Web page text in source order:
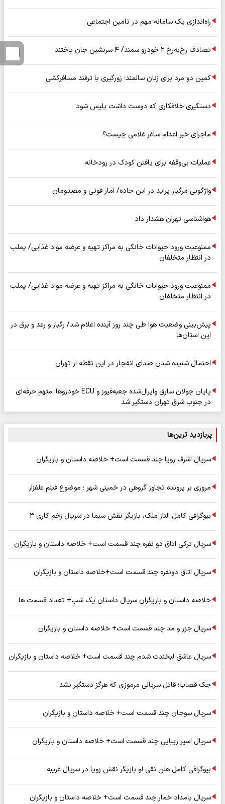
راه‌اندازی یک سامانه مهم در تامین اجتماعی
تصادف رخ‌به‌رخ ۲ خودرو سمند/ ۴ سرنشین جان باختند
کمین دو مرد برای زنان سالمند؛ زورگیری با ترفند مسافرکشی
دستگیری خلافکاری که دوست داشت پلیس شود
ماجرای خبر اعدام ساغر غلامی چیست؟
عملیات بی‌وقفه برای یافتن کودک در رودخانه
واژگونی مرگبار پراید در این جاده/ آمار فوتی و مصدومان
هواشناسی تهران هشدار داد
ممنوعیت ورود حیوانات خانگی به مراکز تهیه و عرضه مواد غذایی/ پملب
در انتظار متخلفان
ممنوعیت ورود حیوانات خانگی به مراکز تهیه و عرضه مواد غذایی/ پملب
در انتظار متخلفان
پیش‌بینی وضعیت هوا طی چند روز آینده اعلام شد/ رگبار و رعد و برق در
این استان‌ها
احتمال شنیده شدن صدای انفجار در این نقطه از تهران
پایان جولان سارق وایرال‌شده جعبه‌فیوز و ECU خودروها؛ متهم حرفه‌ای
در جنوب شرق تهران دستگیر شد
پربازدید ترین‌ها
سریال اشرف رویا چند قسمت است+ خلاصه داستان و بازیگران
مروری بر پرونده تجاوز گروهی در خمینی شهر ؛ موضوع فیلم علفزار
بیوگرافی کامل الناز ملک، بازیگر نقش سیما در سریال زخم کاری ۳
سریال ترکی اتاق دو نفره چند قسمت است+ خلاصه داستان و بازیگران
سریال اتاق دونفره چند قسمت است+خلاصه داستان و بازیگران
خلاصه داستان و بازیگران سریال داستان یک شب+ تعداد قسمت ها
سریال جزر و مد چند قسمت است+ خلاصه داستان و بازیگران
سریال عاشق لبخندت شدم چند قسمت است+ خلاصه داستان و بازیگران
جک قصاب؛ قاتل سریالی مرموزی که هرگز دستگیر نشد
سریال سوجان چند قسمت است+ خلاصه داستان و بازیگران
سریال اسیر زیبایی چند قسمت است+ خلاصه داستان و بازیگران
بیوگرافی کامل هلن نقی لو بازیگر نقش زویا در سریال غریبه
سریال بامداد خمار چند قسمت است+ خلاصه داستان و بازیگران